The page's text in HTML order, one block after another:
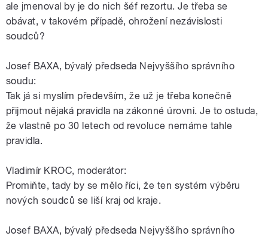
ale jmenoval by je do nich šéf rezortu. Je třeba se
obávat, v takovém případě, ohrožení nezávislosti
soudců?
Josef BAXA, bývalý předseda Nejvyššího správního
soudu:
Tak já si myslím především, že už je třeba konečně
přijmout nějaká pravidla na zákonné úrovni. Je to ostuda,
že vlastně po 30 letech od revoluce nemáme tahle
pravidla.
Vladimír KROC, moderátor:
Promiňte, tady by se mělo říci, že ten systém výběru
nových soudců se liší kraj od kraje.
Josef BAXA, bývalý předseda Nejvyššího správního